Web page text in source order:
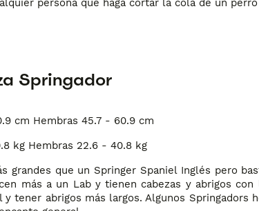
persona que haga cortar la cola de un
Springador
cm Hembras 45.7 - 60.9 cm
kg Hembras 22.6 - 40.8 kg
grandes que un Springer Spaniel Inglés pero
más a un Lab y tienen cabezas y abrigos
y tener abrigos más largos. Algunos Springadors